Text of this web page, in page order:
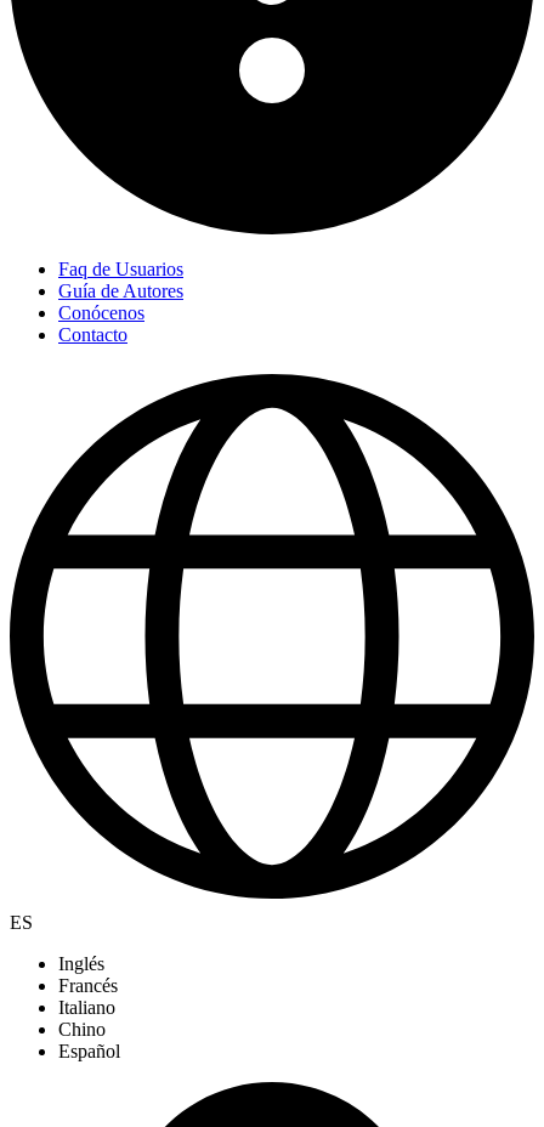
Faq de Usuarios
Guía de Autores
Conócenos
Contacto
ES
Inglés
Francés
Italiano
Chino
Español